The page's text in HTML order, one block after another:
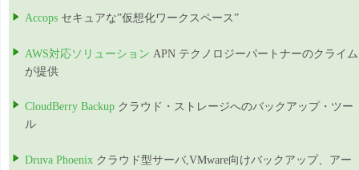
Accops セキュアな”仮想化ワークスペース”
AWS対応ソリューション APN テクノロジーパートナーのクライム
が提供
CloudBerry Backup クラウド・ストレージへのバックアップ・ツー
ル
Druva Phoenix クラウド型サーバ,VMware向けバックアップ、アー